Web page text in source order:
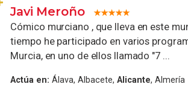
Javi Meroño
Cómico murciano , que lleva en este
tiempo he participado en varios
Murcia, en uno de ellos llamado "7 ...
Actúa en: Álava, Albacete,Alicante, Almería